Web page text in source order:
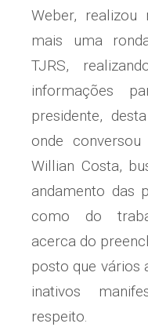
Weber, realizou
mais uma
TJRS,
informações
presidente,
onde
Willian Costa,
andamento das
como do
acerca do
posto que vários
inativos
respeito.